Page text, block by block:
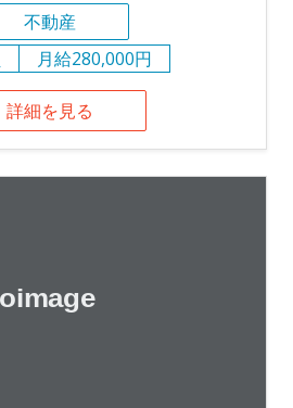
不動産
月給280,000円
詳細を見る